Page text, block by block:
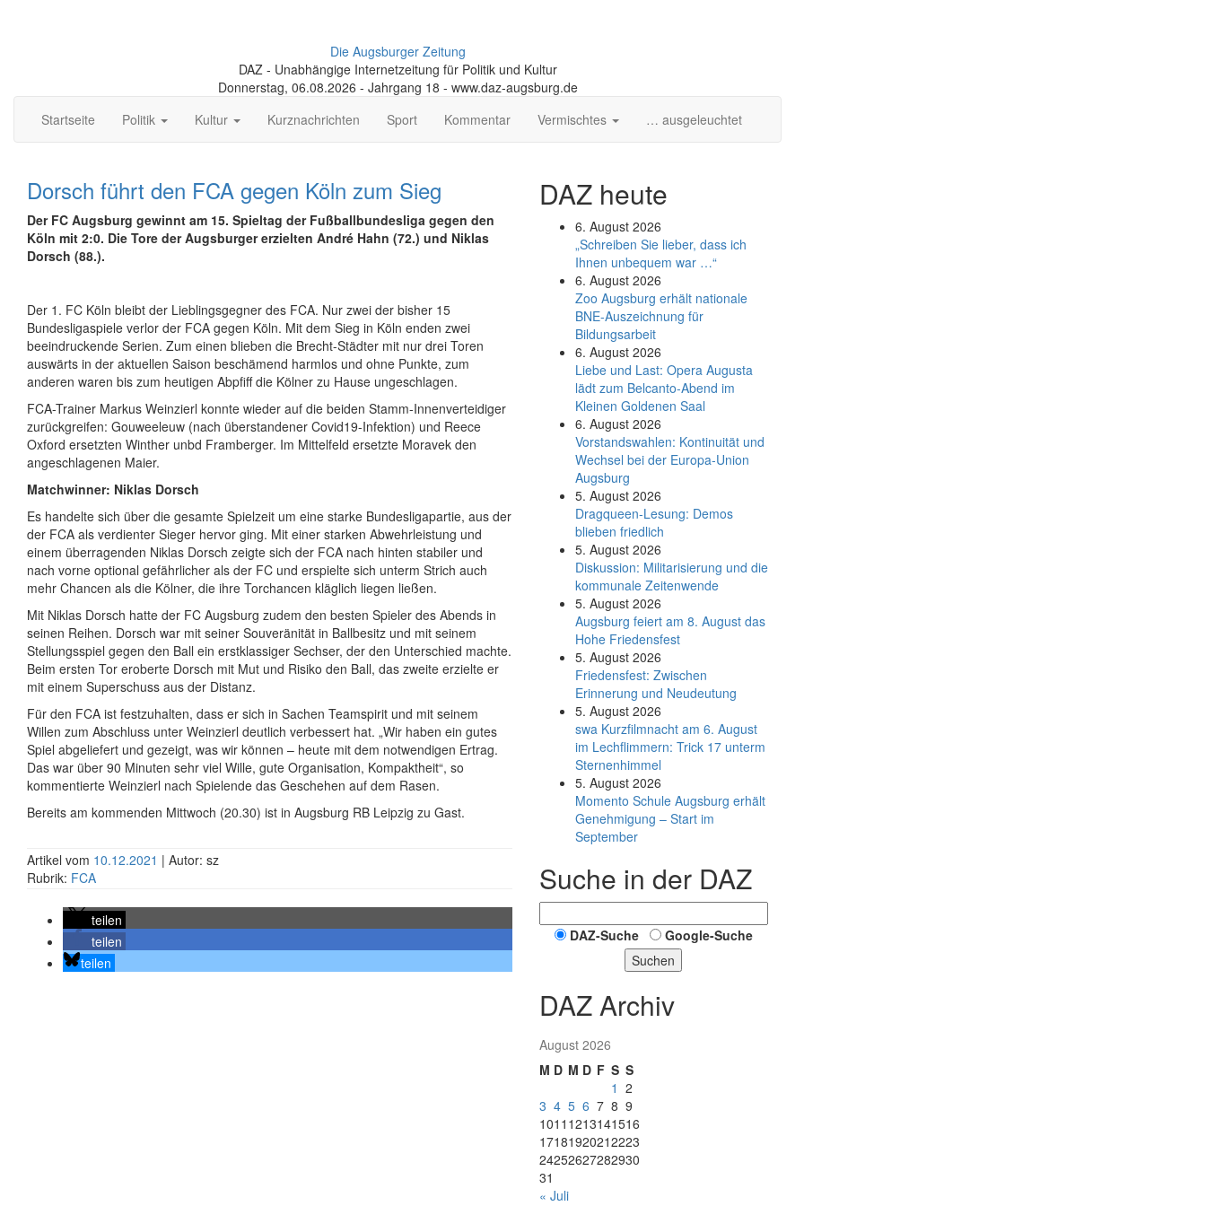
Die Augsburger Zeitung
DAZ - Unabhängige Internetzeitung für Politik und Kultur
Donnerstag, 06.08.2026 - Jahrgang 18 - www.daz-augsburg.de
Startseite
Politik Kultur Kurznachrichten Sport Kommentar Vermischtes … ausgeleuchtet
Dorsch führt den FCA gegen Köln zum Sieg
Der FC Augsburg gewinnt am 15. Spieltag der Fußballbundesliga gegen den
Köln mit 2:0. Die Tore der Augsburger erzielten André Hahn (72.) und Niklas
Dorsch (88.).
Der 1. FC Köln bleibt der Lieblingsgegner des FCA. Nur zwei der bisher 15
Bundesligaspiele verlor der FCA gegen Köln. Mit dem Sieg in Köln enden zwei
beeindruckende Serien. Zum einen blieben die Brecht-Städter mit nur drei Toren
auswärts in der aktuellen Saison beschämend harmlos und ohne Punkte, zum
anderen waren bis zum heutigen Abpfiff die Kölner zu Hause ungeschlagen.
FCA-Trainer Markus Weinzierl konnte wieder auf die beiden Stamm-Innenverteidiger
zurückgreifen: Gouweeleuw (nach überstandener Covid19-Infektion) und Reece
Oxford ersetzten Winther unbd Framberger. Im Mittelfeld ersetzte Moravek den
angeschlagenen Maier.
Matchwinner: Niklas Dorsch
Es handelte sich über die gesamte Spielzeit um eine starke Bundesligapartie, aus der
der FCA als verdienter Sieger hervor ging. Mit einer starken Abwehrleistung und
einem überragenden Niklas Dorsch zeigte sich der FCA nach hinten stabiler und
nach vorne optional gefährlicher als der FC und erspielte sich unterm Strich auch
mehr Chancen als die Kölner, die ihre Torchancen kläglich liegen ließen.
Mit Niklas Dorsch hatte der FC Augsburg zudem den besten Spieler des Abends in
seinen Reihen. Dorsch war mit seiner Souveränität in Ballbesitz und mit seinem
Stellungsspiel gegen den Ball ein erstklassiger Sechser, der den Unterschied machte.
Beim ersten Tor eroberte Dorsch mit Mut und Risiko den Ball, das zweite erzielte er
mit einem Superschuss aus der Distanz.
Für den FCA ist festzuhalten, dass er sich in Sachen Teamspirit und mit seinem
Willen zum Abschluss unter Weinzierl deutlich verbessert hat. „Wir haben ein gutes
Spiel abgeliefert und gezeigt, was wir können – heute mit dem notwendigen Ertrag.
Das war über 90 Minuten sehr viel Wille, gute Organisation, Kompaktheit“, so
kommentierte Weinzierl nach Spielende das Geschehen auf dem Rasen.
Bereits am kommenden Mittwoch (20.30) ist in Augsburg RB Leipzig zu Gast.
Artikel vom 10.12.2021 | Autor: sz
Rubrik: FCA
teilen
teilen
teilen
DAZ heute
6. August 2026
„Schreiben Sie lieber, dass ich
Ihnen unbequem war …“
6. August 2026
Zoo Augsburg erhält nationale
BNE-Auszeichnung für
Bildungsarbeit
6. August 2026
Liebe und Last: Opera Augusta
lädt zum Belcanto-Abend im
Kleinen Goldenen Saal
6. August 2026
Vorstandswahlen: Kontinuität und
Wechsel bei der Europa-Union
Augsburg
5. August 2026
Dragqueen-Lesung: Demos
blieben friedlich
5. August 2026
Diskussion: Mi­li­ta­ri­sie­rung und die
kommunale Zeitenwende
5. August 2026
Augsburg feiert am 8. August das
Hohe Friedensfest
5. August 2026
Friedensfest: Zwischen
Erinnerung und Neudeutung
5. August 2026
swa Kurz­film­nacht am 6. August
im Lech­flim­mern: Trick 17 unterm
Sternen­himmel
5. August 2026
Momento Schule Augsburg erhält
Genehmigung – Start im
September
Suche in der DAZ
DAZ-Suche
Google-Suche
Suchen
DAZ Archiv
August 2026
M D M D F S S
1 2
3 4 5 6 7 8 9
1011 1213141516
17181920212223
24252627282930
31
« Juli